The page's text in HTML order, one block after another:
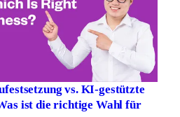
vs. KI-gestützte
ist die richtige Wahl für